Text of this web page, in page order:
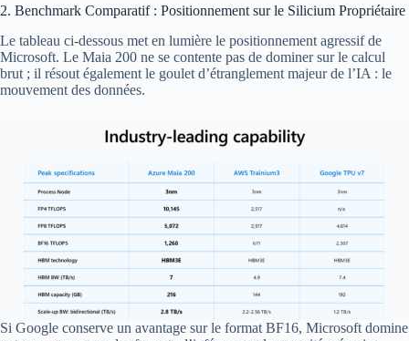
2. Benchmark Comparatif : Positionnement sur le Silicium Propriétaire
Le tableau ci-dessous met en lumière le positionnement agressif de
Microsoft. Le Maia 200 ne se contente pas de dominer sur le calcul
brut ; il résout également le goulet d’étranglement majeur de l’IA : le
mouvement des données.
Si Google conserve un avantage sur le format BF16, Microsoft domine